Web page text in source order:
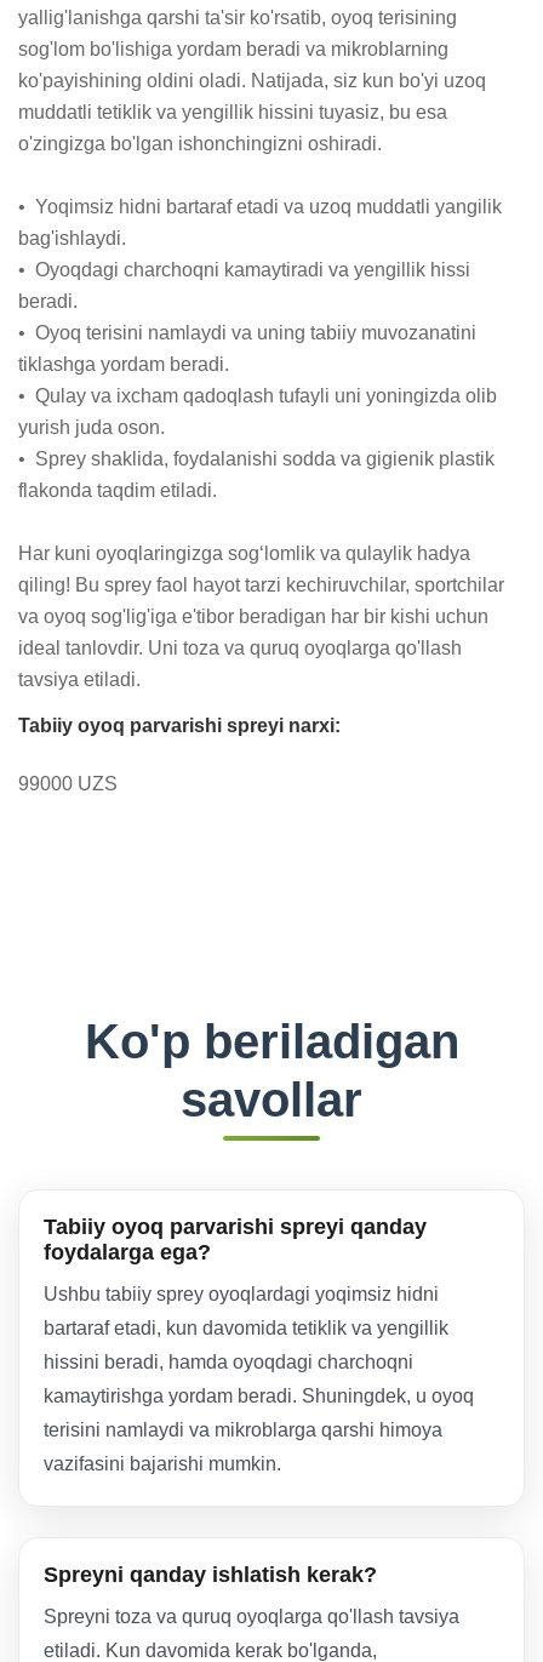
yallig'lanishga qarshi ta'sir ko'rsatib, oyoq terisining
sog'lom bo'lishiga yordam beradi va mikroblarning
ko'payishining oldini oladi. Natijada, siz kun bo'yi uzoq
muddatli tetiklik va yengillik hissini tuyasiz, bu esa
o'zingizga bo'lgan ishonchingizni oshiradi.
•  Yoqimsiz hidni bartaraf etadi va uzoq muddatli yangilik
bag'ishlaydi.
•  Oyoqdagi charchoqni kamaytiradi va yengillik hissi
beradi.
•  Oyoq terisini namlaydi va uning tabiiy muvozanatini
tiklashga yordam beradi.
•  Qulay va ixcham qadoqlash tufayli uni yoningizda olib
yurish juda oson.
•  Sprey shaklida, foydalanishi sodda va gigienik plastik
flakonda taqdim etiladi.
Har kuni oyoqlaringizga sog‘lomlik va qulaylik hadya
qiling! Bu sprey faol hayot tarzi kechiruvchilar, sportchilar
va oyoq sog'lig'iga e'tibor beradigan har bir kishi uchun
ideal tanlovdir. Uni toza va quruq oyoqlarga qo'llash
tavsiya etiladi.
Tabiiy oyoq parvarishi spreyi narxi:
99000 UZS
Ko'p beriladigan
savollar
Tabiiy oyoq parvarishi spreyi qanday
foydalarga ega?
Ushbu tabiiy sprey oyoqlardagi yoqimsiz hidni
bartaraf etadi, kun davomida tetiklik va yengillik
hissini beradi, hamda oyoqdagi charchoqni
kamaytirishga yordam beradi. Shuningdek, u oyoq
terisini namlaydi va mikroblarga qarshi himoya
vazifasini bajarishi mumkin.
Spreyni qanday ishlatish kerak?
Spreyni toza va quruq oyoqlarga qo'llash tavsiya
etiladi. Kun davomida kerak bo'lganda,